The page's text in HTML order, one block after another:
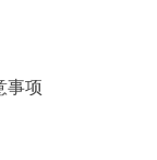
事项